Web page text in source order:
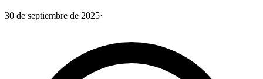
30 de septiembre de 2025·